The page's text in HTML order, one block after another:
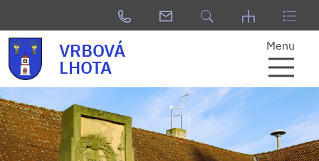
VRBOVÁ
LHOTA
Menu